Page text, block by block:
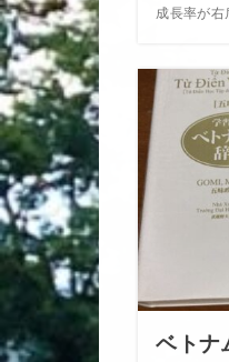
成長率が右
ベトナ